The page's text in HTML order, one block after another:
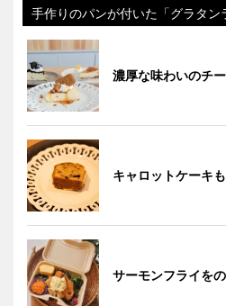
手作りのパンが付いた「グラタン
濃厚な味わいのチ
キャロットケーキも
サーモンフライを